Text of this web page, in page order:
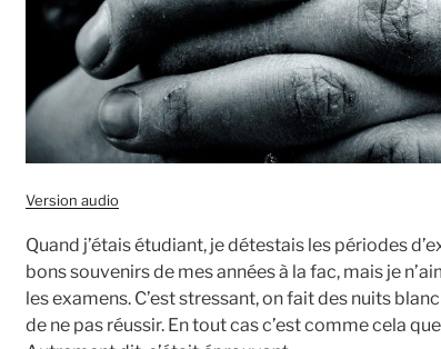
Version audio
Quand j’étais étudiant, je détestais les périodes
bons souvenirs de mes années à la fac, mais je
les examens. C’est stressant, on fait des nuits
de ne pas réussir. En tout cas c’est comme cela